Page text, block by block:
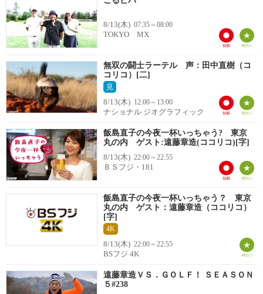
8/13(木) 07:35～08:00
TOKYO MX
無双の闘士ラーテル 声：田中直樹（コ
コリコ）[二]
見
8/13(木) 12:00～13:00
ナショナル ジオグラフィック
飯島直子の今夜一杯いっちゃう? 東京
丸の内 ゲスト:遠藤章造(ココリコ)[字]
8/13(木) 22:00～22:55
ＢＳフジ・181
飯島直子の今夜一杯いっちゃう？ 東京
丸の内 ゲスト：遠藤章造（ココリコ）
[字]
4K
8/13(木) 22:00～22:55
BSフジ 4K
遠藤章造ＶＳ．ＧＯＬＦ！ ＳＥＡＳＯＮ
５#238